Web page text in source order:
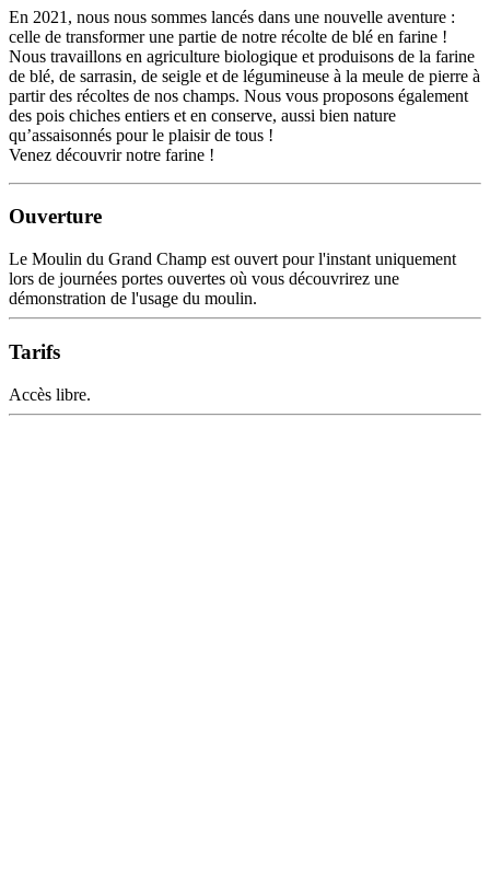
En 2021, nous nous sommes lancés dans une nouvelle aventure :
celle de transformer une partie de notre récolte de blé en farine !
Nous travaillons en agriculture biologique et produisons de la farine
de blé, de sarrasin, de seigle et de légumineuse à la meule de pierre à
partir des récoltes de nos champs. Nous vous proposons également
des pois chiches entiers et en conserve, aussi bien nature
qu’assaisonnés pour le plaisir de tous !
Venez découvrir notre farine !
Ouverture
Le Moulin du Grand Champ est ouvert pour l'instant uniquement
lors de journées portes ouvertes où vous découvrirez une
démonstration de l'usage du moulin.
Tarifs
Accès libre.